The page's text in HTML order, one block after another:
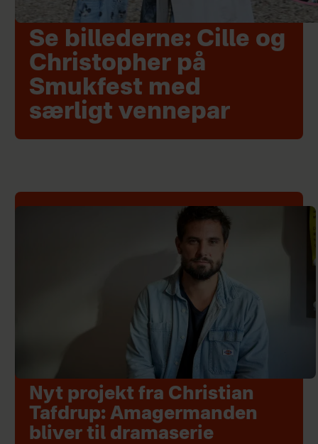
Se billederne: Cille og
Christopher på
Smukfest med
særligt vennepar
Nyt projekt fra Christian
Tafdrup: Amagermanden
bliver til dramaserie